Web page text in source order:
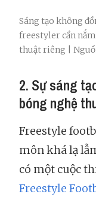
Sáng tạo không
freestyler cần
thuật riêng |
2. Sự sáng
bóng nghệ
Freestyle
môn khá lạ
có một cuộc
Freestyle